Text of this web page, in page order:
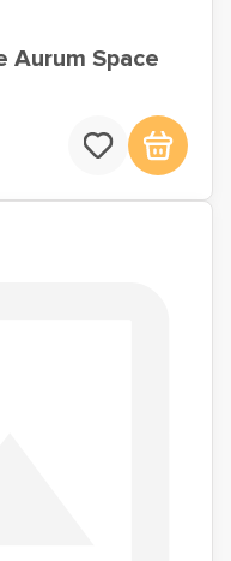
Aurum Space